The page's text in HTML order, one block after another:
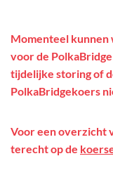
Momenteel kunnen
voor de
tijdelijke storing of
PolkaBridgekoers
Voor een overzicht
terecht op de